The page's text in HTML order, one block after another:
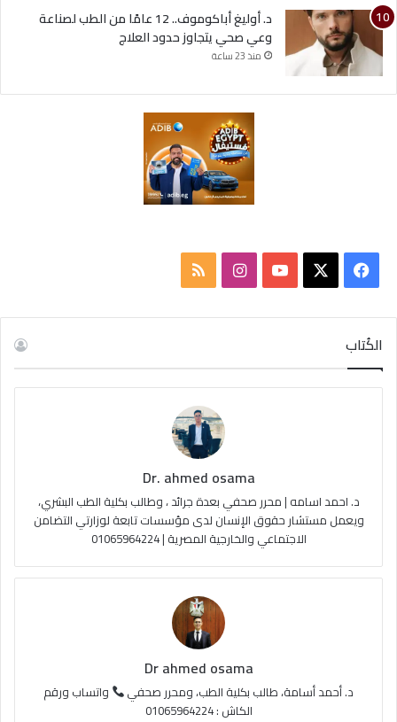
د. أوليغ أباكوموف.. 12 عامًا من الطب لصناعة
وعي صحي يتجاوز حدود العلاج
منذ 23 ساعة
س
ب
u
e
ت
ا
م
ص
ا
ل
م
و
ق
ع
R
S
S
الكُتاب
Dr. ahmed osama
د. احمد اسامه | محرر صحفي بعدة جرائد ، وطالب بكلية الطب البشري،
ويعمل مستشار حقوق الإنسان لدى مؤسسات تابعة لوزارتي التضامن
الاجتماعي والخارجية المصرية | 01065964224
Dr ahmed osama
د. أحمد أسامة، طالب بكلية الطب، ومحرر صحفي
واتساب ورقم
الكاش : 01065964224